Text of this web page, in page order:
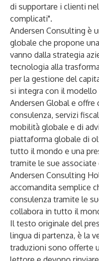
di supportare i clienti
complicati".
Andersen Consulting è
globale che propone
vanno dalla strategia
tecnologia alla
per la gestione del
si integra con il
Andersen Globale offre
consulenza, servizi
mobilità globale e di
piattaforma globale di
tutto il mondo e una
tramite le sue
Andersen Consulting
accomandita semplice
consulenza tramite le
collabora in tutto il
Il testo originale del
lingua di partenza, è la
traduzioni sono offerte